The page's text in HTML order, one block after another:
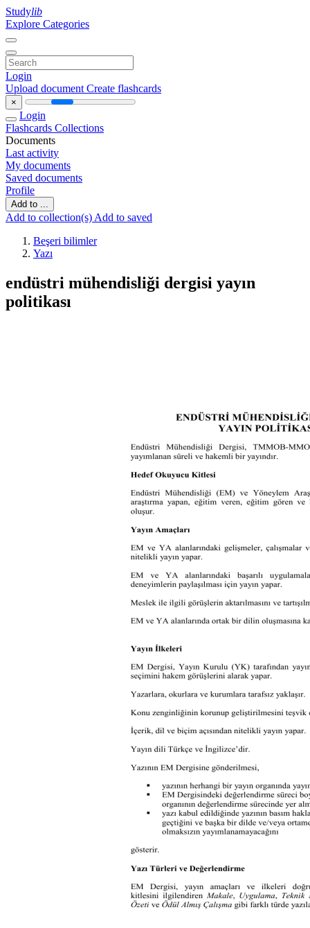
Studylib
Explore Categories
Login
Upload document Create flashcards
×
Login
Flashcards Collections
Documents
Last activity
My documents
Saved documents
Profile
Add to ...
Add to collection(s) Add to saved
Beşeri bilimler
Yazı
endüstri mühendisliği dergisi yayın
politikası